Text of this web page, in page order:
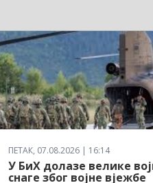
ПЕТАК, 07.08.2026 | 16:14
У БиХ долазе велике
снаге због војне вјежбе